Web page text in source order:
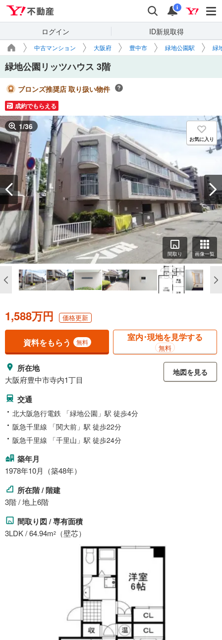
検索 通知
i
ログイン ID新規取得
中古マンション 大阪府 豊中市 緑地公園駅 緑
緑地公園リッツハウス 3階
ブロンズ推奨店 取り扱い物件
成約でもらえる
1/36
お気に入り
間取り 画像一覧
1,588万円 価格更新
資料をもらう 無料 室内･現地を見学する
無料
所在地
大阪府豊中市寺内1丁目
地図を見る
交通
北大阪急行電鉄 「緑地公園」駅 徒歩4分
阪急千里線 「関大前」駅 徒歩22分
阪急千里線 「千里山」駅 徒歩24分
築年月
1978年10月（築48年）
所在階 / 階建
3階 / 地上6階
間取り図 / 専有面積
3LDK / 64.94m2 （壁芯）